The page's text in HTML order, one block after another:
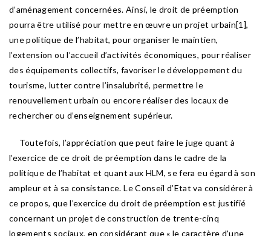
d’aménagement concernées. Ainsi, le droit de préemption
pourra être utilisé pour mettre en œuvre un projet urbain[1],
une politique de l’habitat, pour organiser le maintien,
l’extension ou l’accueil d’activités économiques, pour réaliser
des équipements collectifs, favoriser le développement du
tourisme, lutter contre l’insalubrité, permettre le
renouvellement urbain ou encore réaliser des locaux de
rechercher ou d’enseignement supérieur.
Toutefois, l’appréciation que peut faire le juge quant à
l’exercice de ce droit de préemption dans le cadre de la
politique de l’habitat et quant aux HLM, se fera eu égard à son
ampleur et à sa consistance. Le Conseil d’Etat va considérer à
ce propos, que l’exercice du droit de préemption est justifié
concernant un projet de construction de trente-cinq
logements sociaux, en considérant que « le caractère d'une